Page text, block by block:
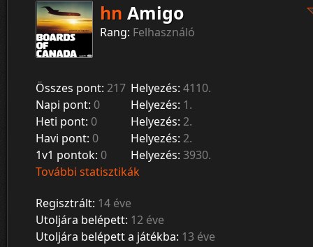
hn Amigo
Rang: Felhasználó
Összes pont: 217 Helyezés: 4110.
Napi pont: 0 Helyezés: 1.
Heti pont: 0 Helyezés: 2.
Havi pont: 0 Helyezés: 2.
1v1 pontok: 0 Helyezés: 3930.
További statisztikák
Regisztrált: 14 éve
Utoljára belépett: 12 éve
Utoljára belépett a játékba: 13 éve